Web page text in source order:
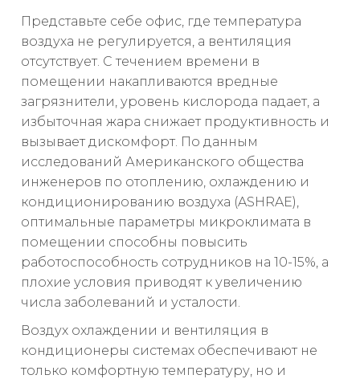
Представьте себе офис, где температура
воздуха не регулируется, а вентиляция
отсутствует. С течением времени в
помещении накапливаются вредные
загрязнители, уровень кислорода падает, а
избыточная жара снижает продуктивность и
вызывает дискомфорт. По данным
исследований Американского общества
инженеров по отоплению, охлаждению и
кондиционированию воздуха (ASHRAE),
оптимальные параметры микроклимата в
помещении способны повысить
работоспособность сотрудников на 10-15%, а
плохие условия приводят к увеличению
числа заболеваний и усталости.
Воздух охлаждении и вентиляция в
кондиционеры системах обеспечивают не
только комфортную температуру, но и